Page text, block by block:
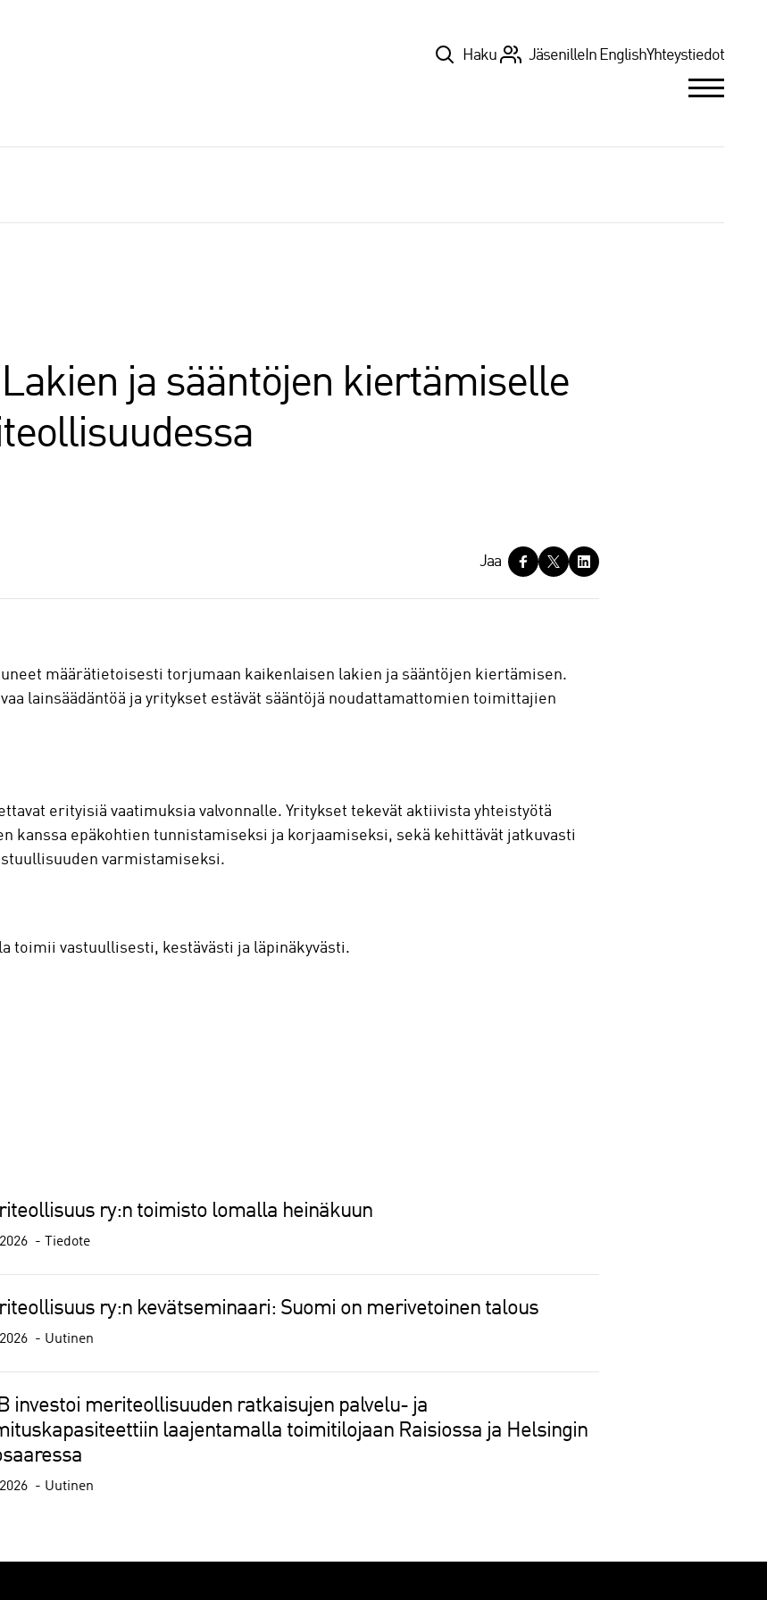
TopHaku Jäsenille In EnglishYhteystiedot
ja sääntöjen kiertämiselle
Jaa
määrätietoisesti torjumaan kaikenlaisen lakien ja sääntöjen kiertämisen.
lainsäädäntöä ja yritykset estävät sääntöjä noudattamattomien toimittajien
erityisiä vaatimuksia valvonnalle. Yritykset tekevät aktiivista yhteistyötä
kanssa epäkohtien tunnistamiseksi ja korjaamiseksi, sekä kehittävät jatkuvasti
varmistamiseksi.
toimii vastuullisesti, kestävästi ja läpinäkyvästi.
ry:n toimisto lomalla heinäkuun
Tiedote
ry:n kevätseminaari: Suomi on merivetoinen talous
Uutinen
investoi meriteollisuuden ratkaisujen palvelu- ja
laajentamalla toimitilojaan Raisiossa ja Helsingin
Uutinen